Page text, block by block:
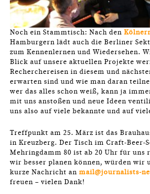
Noch ein Stammtisch: Nach den
Hamburgern lädt auch die Berliner
zum Kennenlernen und Wiedersehen.
Blick auf unsere aktuellen Projekte
Recherchereisen in diesem und
erwarten sind und wie man daran
wer das alles schon weiß, kann ja
mit uns anstoßen und neue Ideen
uns also auf viele bekannte und auf
Treffpunkt am 25. März ist das
in Kreuzberg. Der Tisch im Craft-Beer-
Mehringdamm 80 ist ab 20 Uhr für uns
wir besser planen können, würden wir
kurze Nachricht an mail@journalists-
freuen – vielen Dank!